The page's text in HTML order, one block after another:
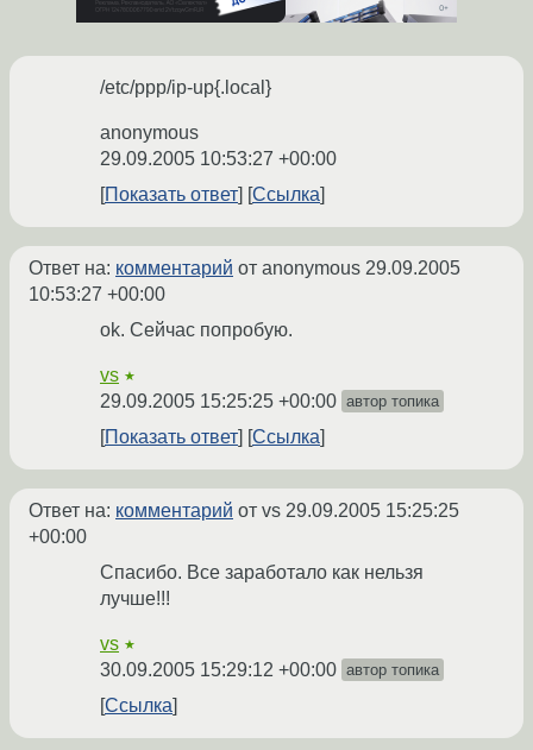
/etc/ppp/ip-up{.local}
anonymous
29.09.2005 10:53:27 +00:00
Показать ответ
Ссылка
Ответ на: комментарий от anonymous 29.09.2005
10:53:27 +00:00
ok. Сейчас попробую.
vs ★
29.09.2005 15:25:25 +00:00 автор топика
Показать ответ Ссылка
Ответ на: комментарий от vs 29.09.2005 15:25:25
+00:00
Спасибо. Все заработало как нельзя
лучше!!!
vs ★
30.09.2005 15:29:12 +00:00 автор топика
Ссылка